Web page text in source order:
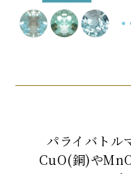
パライバトル
CuO(銅)や